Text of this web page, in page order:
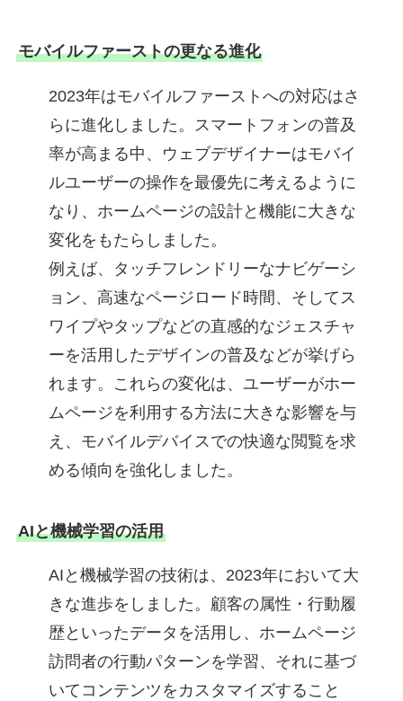
モバイルファーストの更なる進化
2023年はモバイルファーストへの対応はさ
らに進化しました。スマートフォンの普及
率が高まる中、ウェブデザイナーはモバイ
ルユーザーの操作を最優先に考えるように
なり、ホームページの設計と機能に大きな
変化をもたらしました。
例えば、タッチフレンドリーなナビゲーシ
ョン、高速なページロード時間、そしてス
ワイプやタップなどの直感的なジェスチャ
ーを活用したデザインの普及などが挙げら
れます。これらの変化は、ユーザーがホー
ムページを利用する方法に大きな影響を与
え、モバイルデバイスでの快適な閲覧を求
める傾向を強化しました。
AIと機械学習の活用
AIと機械学習の技術は、2023年において大
きな進歩をしました。顧客の属性・行動履
歴といったデータを活用し、ホームページ
訪問者の行動パターンを学習、それに基づ
いてコンテンツをカスタマイズすること